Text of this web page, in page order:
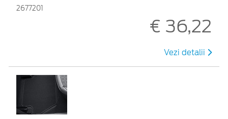
2677201
€ 36,22
Vezi detalii